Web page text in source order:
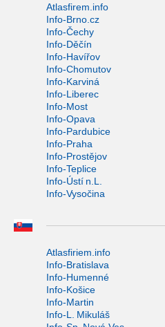
Atlasfirem.info
Info-Brno.cz
Info-Čechy
Info-Děčín
Info-Havířov
Info-Chomutov
Info-Karviná
Info-Liberec
Info-Most
Info-Opava
Info-Pardubice
Info-Praha
Info-Prostějov
Info-Teplice
Info-Ústí n.L.
Info-Vysočina
Atlasfiriem.info
Info-Bratislava
Info-Humenné
Info-Košice
Info-Martin
Info-L. Mikuláš